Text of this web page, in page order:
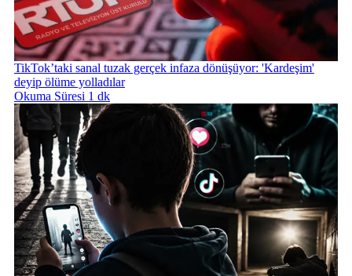
TikTok’taki sanal tuzak gerçek infaza dönüşüyor: 'Kardeşim'
deyip ölüme yolladılar
Okuma Süresi 1 dk